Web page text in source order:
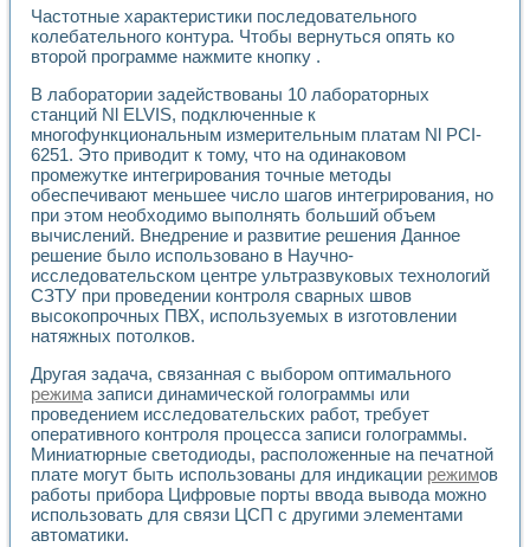
Применение LabVIEW при разработке обучающих
Разработка виртуальных тренажеров путем
Система блокировок, сигнализации и защиты ускорителя
Управление температурой газовой среды специальной
Разработка программного обеспечения с
Использование технологий NATIONAL INSTRUMENTS
Оборудование для промышленной термотрансферной
Автоматизация реометрических исследований на базе
Применение измерителя иммитанса для исследова¬ния
Исследование электромагнитных переходных процессов
Стенд для исследования электрических переходных
Автоматизация контроля сварных швов на базе
Измерительный контроль с применением
Моделирование надежности и эффективности систем
Автоматизация лабораторного стенда по измерению
Автоматизированные лабораторные комплексы для
Виртуальный прибор для исследования нелинейных
Использование виртуальных приборов в процесе
Использование программ ELECTRONICS WORKBENCH-
Лабораторный практикум по дисциплине «Цифровые
Лабораторный практикум по ИНС на основе LabVIEW
Частотные характеристики последовательного
колебательного контура. Чтобы вернуться опять ко
второй программе нажмите кнопку .
В лаборатории задействованы 10 лабораторных
станций Nl ELVIS, подключенные к
многофункциональным измерительным платам Nl PCI-
6251. Это приводит к тому, что на одинаковом
промежутке интегрирования точные методы
обеспечивают меньшее число шагов интегрирования, но
при этом необходимо выполнять больший объем
вычислений. Внедрение и развитие решения Данное
решение было использовано в Научно-
исследовательском центре ультразвуковых технологий
СЗТУ при проведении контроля сварных швов
высокопрочных ПВХ, используемых в изготовлении
натяжных потолков.
Другая задача, связанная с выбором оптимального
режима записи динамической голограммы или
проведением исследовательских работ, требует
оперативного контроля процесса записи голограммы.
Миниатюрные светодиоды, расположенные на печатной
плате могут быть использованы для индикации режимов
работы прибора Цифровые порты ввода вывода можно
использовать для связи ЦСП с другими элементами
автоматики.